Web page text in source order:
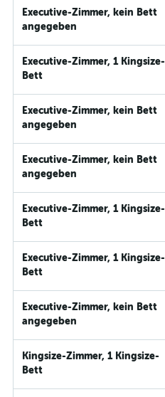
Executive-Zimmer, kein Bett
angegeben
Executive-Zimmer, 1 Kingsize-
Bett
Executive-Zimmer, kein Bett
angegeben
Executive-Zimmer, kein Bett
angegeben
Executive-Zimmer, 1 Kingsize-
Bett
Executive-Zimmer, 1 Kingsize-
Bett
Executive-Zimmer, kein Bett
angegeben
Kingsize-Zimmer, 1 Kingsize-
Bett